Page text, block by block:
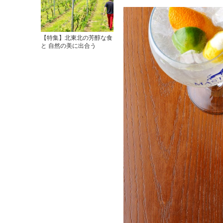
【特集】北東北の芳醇な食
と 自然の美に出合う